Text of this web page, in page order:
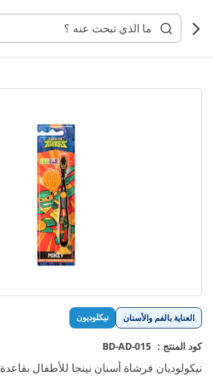
المحتوى
العناية بالفم والأسنان نيكلوديون
كود المنتج : BD-AD-015
نيكولوديان فرشاة أسنان نينجا للأطفال بقاعدة
انتقل
تخطي
إلى
بداية
معرض
الصور